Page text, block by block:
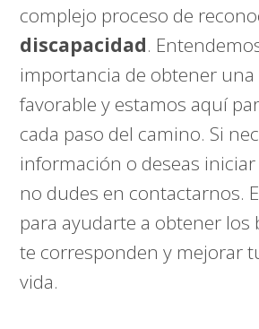
complejo proceso de
discapacidad.
importancia de obtener
favorable y estamos aquí
cada paso del camino. Si
información o deseas
no dudes en contactarnos.
para ayudarte a obtener los
te corresponden y mejorar
vida.